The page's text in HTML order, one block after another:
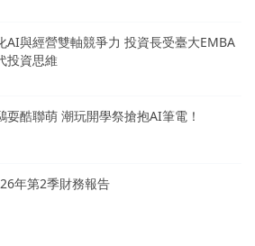
AI與經營雙軸競爭力 投資長受臺大EMBA
投資思維
耍酷聯萌 潮玩開學祭搶抱AI筆電！
年第2季財務報告